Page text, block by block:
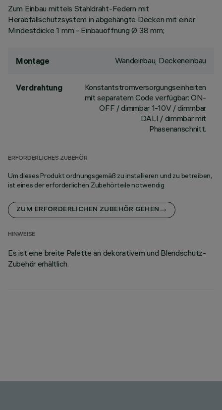
Zum Einbau mittels Stahldraht-Federn mit
Herabfallschutzsystem in abgehängte Decken mit einer
Mindestdicke 1 mm - Einbauöffnung Ø 38 mm;
Montage Wandeinbau, Deckeneinbau
Verdrahtung
Konstantstromversorgungseinheiten
mit separatem Code verfügbar: ON-
OFF / dimmbar 1-10V / dimmbar
DALI / dimmbar mit
Phasenanschnitt.
ERFORDERLICHES ZUBEHÖR
Um dieses Produkt ordnungsgemäß zu installieren und zu betreiben,
ist eines der erforderlichen Zubehörteile notwendig
ZUM ERFORDERLICHEN ZUBEHÖR GEHEN
HINWEISE
Es ist eine breite Palette an dekorativem und Blendschutz-
Zubehör erhältlich.